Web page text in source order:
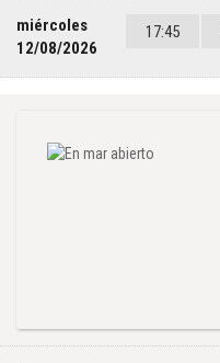
miércoles
12/08/2026
17:45